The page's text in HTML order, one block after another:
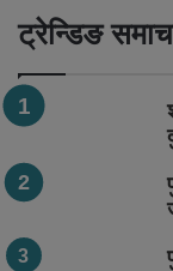
ट्रेन्डिङ